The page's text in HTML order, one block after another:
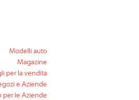
Modelli auto
Magazine
per la vendita
e Aziende
per le Aziende